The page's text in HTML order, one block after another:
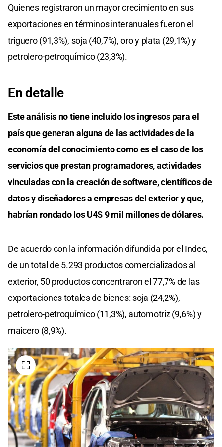
Quienes registraron un mayor crecimiento en sus
exportaciones en términos interanuales fueron el
triguero (91,3%), soja (40,7%), oro y plata (29,1%) y
petrolero-petroquímico (23,3%).
En detalle
Este análisis no tiene incluido los ingresos para el
país que generan alguna de las actividades de la
economía del conocimiento como es el caso de los
servicios que prestan programadores, actividades
vinculadas con la creación de software, científicos de
datos y diseñadores a empresas del exterior y que,
habrían rondado los U4S 9 mil millones de dólares.
De acuerdo con la información difundida por el Indec,
de un total de 5.293 productos comercializados al
exterior, 50 productos concentraron el 77,7% de las
exportaciones totales de bienes: soja (24,2%),
petrolero-petroquímico (11,3%), automotriz (9,6%) y
maicero (8,9%).